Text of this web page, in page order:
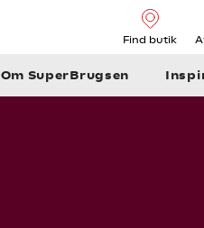
Find butik
Om SuperBrugsen